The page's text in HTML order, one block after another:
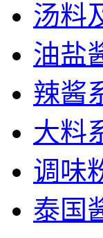
汤料
油盐
辣酱
大料
调味
泰国